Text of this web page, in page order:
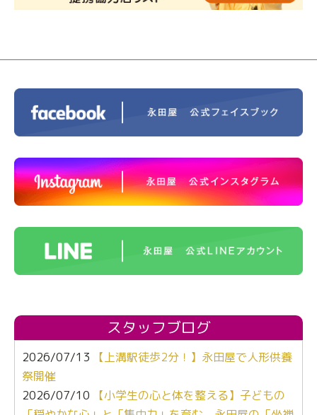
ントホテル東京町田
スタッフブログ
2026/07/13
【上溝駅徒歩2分！】永田屋で人形供養
祭開催
2026/07/10
【小学生の心と体を整える】子どもの